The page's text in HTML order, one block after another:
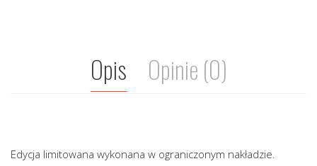
Opis Opinie (0)
Edycja limitowana wykonana w ograniczonym nakładzie.